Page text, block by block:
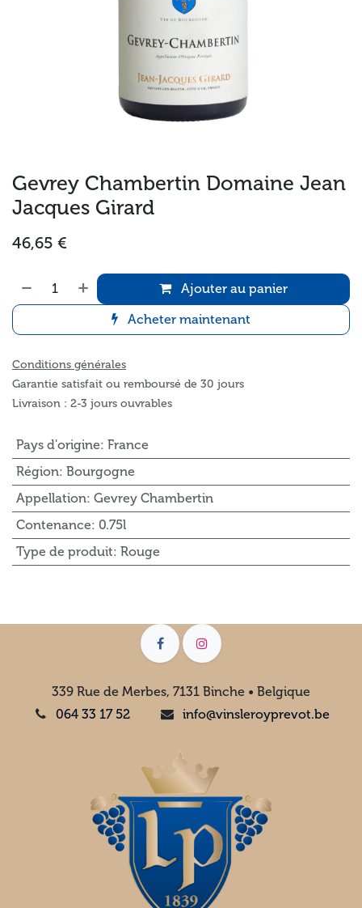
Gevrey Chambertin Domaine Jean
Jacques Girard
46,65 €
Ajouter au panier
Acheter maintenant
Conditions générales
Garantie satisfait ou remboursé de 30 jours
Livraison : 2-3 jours ouvrables
Pays d'origine: France
Région: Bourgogne
Appellation: Gevrey Chambertin
Contenance: 0.75l
Type de produit: Rouge
339 Rue de Merbes, 7131 Binche • Belgique
064 33 17 52
info@vinsleroyprevot.be